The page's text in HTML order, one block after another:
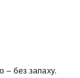
– без запаху.